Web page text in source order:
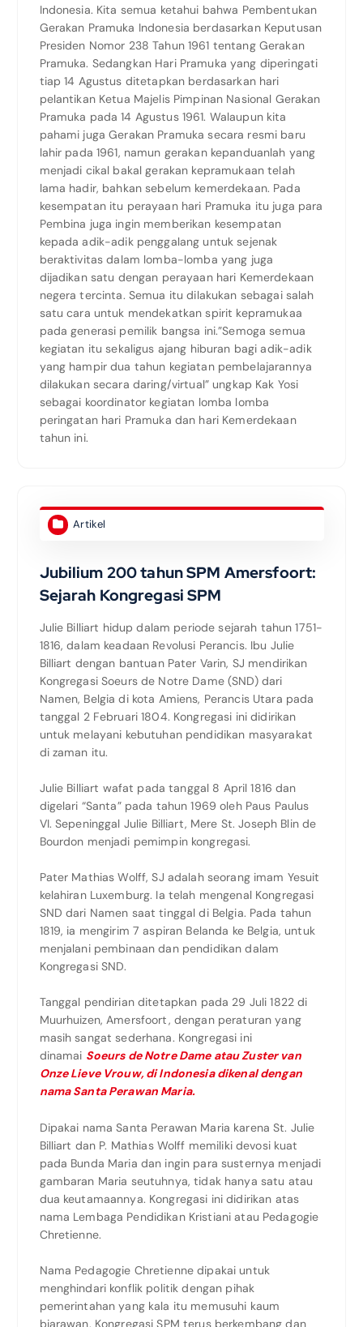
Indonesia. Kita semua ketahui bahwa Pembentukan
Gerakan Pramuka Indonesia berdasarkan Keputusan
Presiden Nomor 238 Tahun 1961 tentang Gerakan
Pramuka. Sedangkan Hari Pramuka yang diperingati
tiap 14 Agustus ditetapkan berdasarkan hari
pelantikan Ketua Majelis Pimpinan Nasional Gerakan
Pramuka pada 14 Agustus 1961. Walaupun kita
pahami juga Gerakan Pramuka secara resmi baru
lahir pada 1961, namun gerakan kepanduanlah yang
menjadi cikal bakal gerakan kepramukaan telah
lama hadir, bahkan sebelum kemerdekaan. Pada
kesempatan itu perayaan hari Pramuka itu juga para
Pembina juga ingin memberikan kesempatan
kepada adik-adik penggalang untuk sejenak
beraktivitas dalam lomba-lomba yang juga
dijadikan satu dengan perayaan hari Kemerdekaan
negera tercinta. Semua itu dilakukan sebagai salah
satu cara untuk mendekatkan spirit kepramukaa
pada generasi pemilik bangsa ini.”Semoga semua
kegiatan itu sekaligus ajang hiburan bagi adik-adik
yang hampir dua tahun kegiatan pembelajarannya
dilakukan secara daring/virtual” ungkap Kak Yosi
sebagai koordinator kegiatan lomba lomba
peringatan hari Pramuka dan hari Kemerdekaan
tahun ini.
Artikel
Jubilium 200 tahun SPM Amersfoort:
Sejarah Kongregasi SPM
Julie Billiart hidup dalam periode sejarah tahun 1751-
1816, dalam keadaan Revolusi Perancis. Ibu Julie
Billiart dengan bantuan Pater Varin, SJ mendirikan
Kongregasi Soeurs de Notre Dame (SND) dari
Namen, Belgia di kota Amiens, Perancis Utara pada
tanggal 2 Februari 1804. Kongregasi ini didirikan
untuk melayani kebutuhan pendidikan masyarakat
di zaman itu.
Julie Billiart wafat pada tanggal 8 April 1816 dan
digelari “Santa” pada tahun 1969 oleh Paus Paulus
VI. Sepeninggal Julie Billiart, Mere St. Joseph Blin de
Bourdon menjadi pemimpin kongregasi.
Pater Mathias Wolff, SJ adalah seorang imam Yesuit
kelahiran Luxemburg. Ia telah mengenal Kongregasi
SND dari Namen saat tinggal di Belgia. Pada tahun
1819, ia mengirim 7 aspiran Belanda ke Belgia, untuk
menjalani pembinaan dan pendidikan dalam
Kongregasi SND.
Tanggal pendirian ditetapkan pada 29 Juli 1822 di
Muurhuizen, Amersfoort, dengan peraturan yang
masih sangat sederhana. Kongregasi ini
dinamai Soeurs de Notre Dame atau Zuster van
Onze Lieve Vrouw, di Indonesia dikenal dengan
nama Santa Perawan Maria.
Dipakai nama Santa Perawan Maria karena St. Julie
Billiart dan P. Mathias Wolff memiliki devosi kuat
pada Bunda Maria dan ingin para susternya menjadi
gambaran Maria seutuhnya, tidak hanya satu atau
dua keutamaannya. Kongregasi ini didirikan atas
nama Lembaga Pendidikan Kristiani atau Pedagogie
Chretienne.
Nama Pedagogie Chretienne dipakai untuk
menghindari konflik politik dengan pihak
pemerintahan yang kala itu memusuhi kaum
biarawan. Kongregasi SPM terus berkembang dan